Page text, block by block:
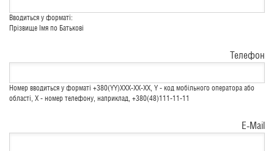
Вводиться у форматі:
Прізвище Імя по Батькові
Телефон
Номер вводиться у форматі +380(YY)XXX-XX-XX, Y - код мобільного оператора або
області, X - номер телефону, наприклад, +380(48)111-11-11
E-Mail